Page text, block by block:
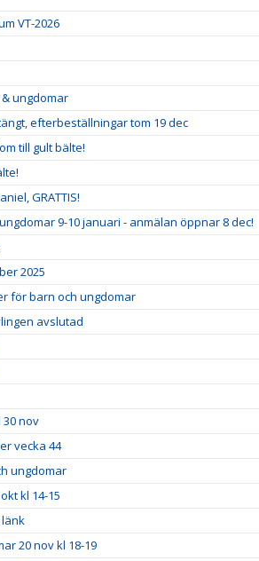
VT-2026
ungdomar
efterbeställningar tom 19 dec
till gult bälte!
GRATTIS!
9-10 januari - anmälan öppnar 8 dec!
2025
för barn och ungdomar
avslutad
nov
vecka 44
ungdomar
kl 14-15
länk
20 nov kl 18-19